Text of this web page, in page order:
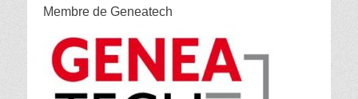
Membre de Geneatech